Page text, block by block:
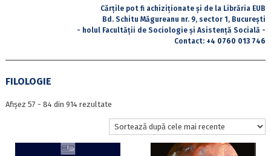
Cărțile pot fi achiziționate și de la Librăria EUB
Bd. Schitu Măgureanu nr. 9, sector 1, București
- holul Facultății de Sociologie și Asistență Socială -
Contact: +4 0760 013 746
FILOLOGIE
Afișez 57 - 84 din 914 rezultateSortat
cele